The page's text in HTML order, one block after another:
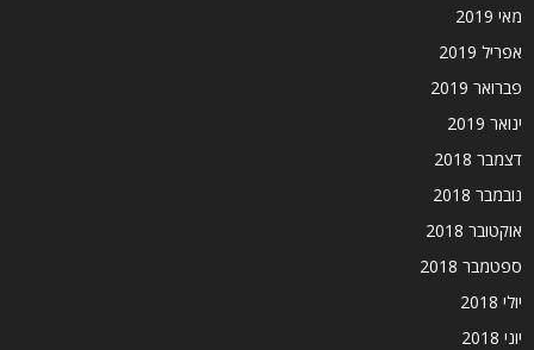
מאי 2019
אפריל 2019
פברואר 2019
ינואר 2019
דצמבר 2018
נובמבר 2018
אוקטובר 2018
ספטמבר 2018
יולי 2018
יוני 2018